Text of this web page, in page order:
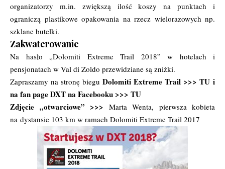
organizatorzy m.in. zwiększą ilość koszy na punktach i
ograniczą plastikowe opakowania na rzecz wielorazowych np.
szklane butelki.
Zakwaterowanie
Na hasło „Dolomiti Extreme Trail 2018” w hotelach i
pensjonatach w Val di Zoldo przewidziane są zniżki.
Zapraszamy na stronę biegu Dolomiti Extreme Trail >>> TU i
na fan page DXT na Facebooku >>> TU
Zdjęcie „otwarciowe” >>> Marta Wenta, pierwsza kobieta
na dystansie 103 km w ramach Dolomiti Extreme Trail 2017